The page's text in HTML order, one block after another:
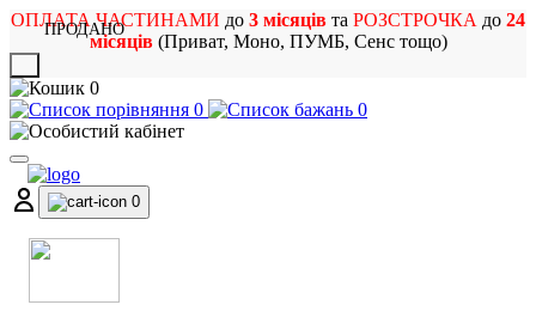
ОПЛАТА ЧАСТИНАМИ до 3 місяців та РОЗСТРОЧКА до 24
місяців(Приват, Моно, ПУМБ, Сенс тощо)
0
0
0
0
ПРОДАНО